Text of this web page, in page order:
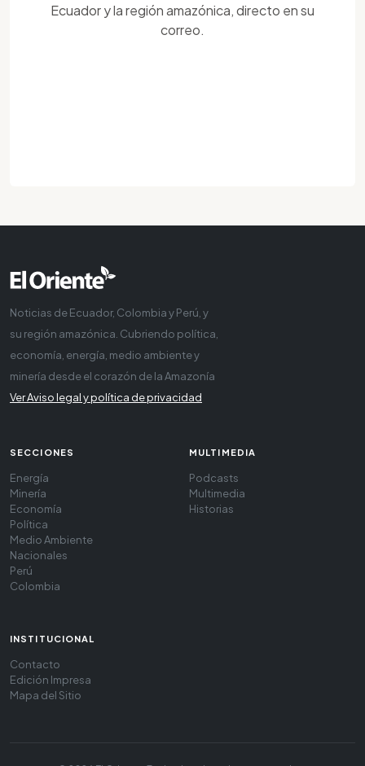
Ecuador y la región amazónica, directo en su
correo.
Noticias de Ecuador, Colombia y Perú, y
su región amazónica. Cubriendo política,
economía, energía, medio ambiente y
minería desde el corazón de la Amazonía
Ver Aviso legal y política de privacidad
SECCIONES
Energía
Minería
Economía
Política
Medio Ambiente
Nacionales
Perú
Colombia
MULTIMEDIA
Podcasts
Multimedia
Historias
INSTITUCIONAL
Contacto
Edición Impresa
Mapa del Sitio